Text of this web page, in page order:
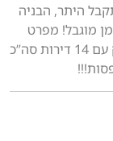
היתר, הבניה
תנאי תשלום אטרקטיביים 20/80 לזמן מוגבל! מפרט
טכני משודרג עד לפרטים הקטנים! בניין בוטיק עם 14 דירות סה”כ